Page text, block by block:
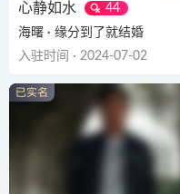
心静如水
44
海曙 · 缘分到了就结婚
入驻时间 · 2024-07-02